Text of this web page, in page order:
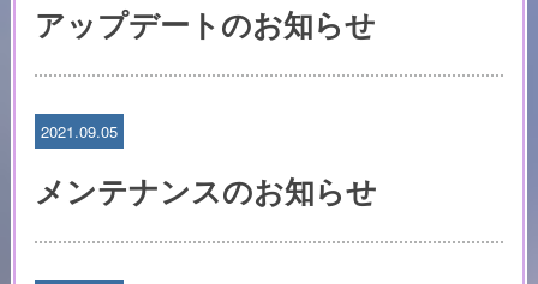
アップデートのお知らせ
2021.09.05
メンテナンスのお知らせ